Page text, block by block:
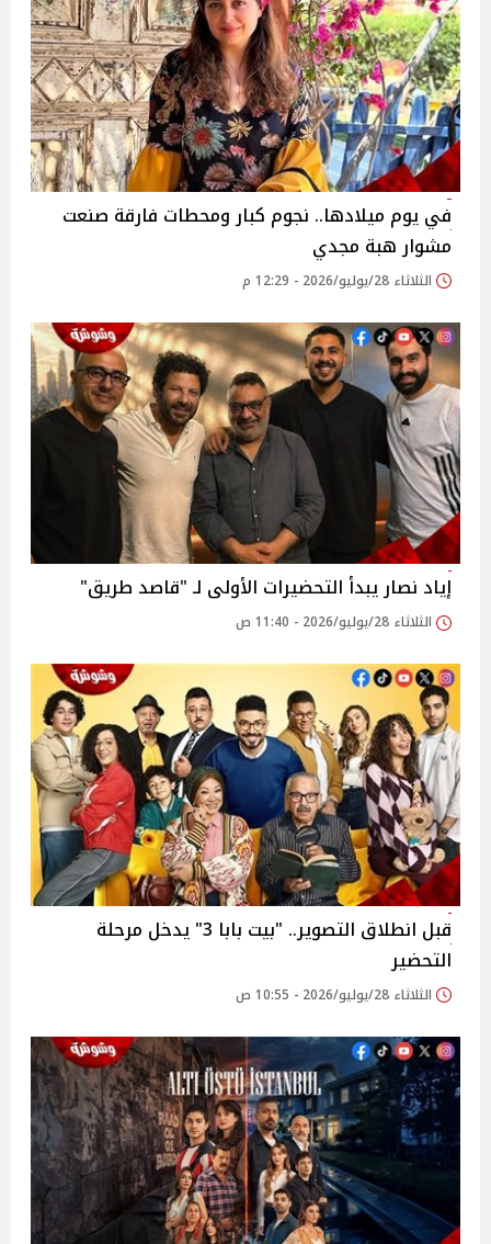
في يوم ميلادها.. نجوم كبار ومحطات فارقة صنعت
مشوار هبة مجدي
الثلاثاء 28/يوليو/2026 - 12:29 م
إياد نصار يبدأ التحضيرات الأولى لـ "قاصد طريق"
الثلاثاء 28/يوليو/2026 - 11:40 ص
قبل انطلاق التصوير.. "بيت بابا 3" يدخل مرحلة
التحضير
الثلاثاء 28/يوليو/2026 - 10:55 ص